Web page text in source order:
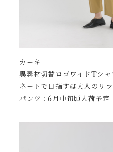
カーキ
異素材切替ロゴワイドTシャ
ネートで目指すは大人のリラ
パンツ：6月中旬頃入荷予定